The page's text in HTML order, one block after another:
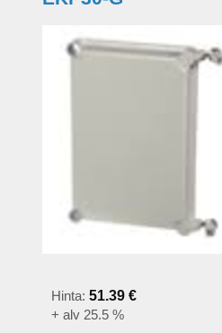
Hinta: 51.39 €
+ alv 25.5 %